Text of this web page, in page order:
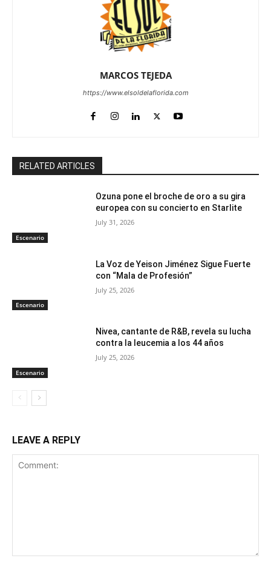
MARCOS TEJEDA
https://www.elsoldelaflorida.com
RELATED ARTICLES
Escenario
Ozuna pone el broche de oro a su gira
europea con su concierto en Starlite
July 31, 2026
Escenario
La Voz de Yeison Jiménez Sigue Fuerte
con “Mala de Profesión”
July 25, 2026
Escenario
Nivea, cantante de R&B, revela su lucha
contra la leucemia a los 44 años
July 25, 2026
LEAVE A REPLY